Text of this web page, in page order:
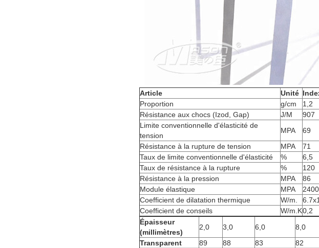
Article Unité
Proportion
g/cm 1,2
Résistance aux chocs (Izod, Gap)
J/M 907
Limite conventionnelle d'élasticité de
tension
MPA 69
Résistance à la rupture de tension
MPA 71
Taux de limite conventionnelle d'élasticité
% 6,5
Taux de résistance à la rupture
% 120
Résistance à la pression
MPA 86
Module élastique
MPA 2400
Coefficient de dilatation thermique
W/m.
Coefficient de conseils
W/m.K0,2
Épaisseur
(millimètres)
2,0 3,0 6,0 8,0
Transparent
89 88 83 82